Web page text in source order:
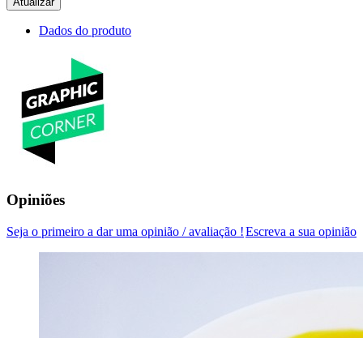
Dados do produto
Opiniões
Escreva a sua opinião
Seja o primeiro a dar uma opinião / avaliação !